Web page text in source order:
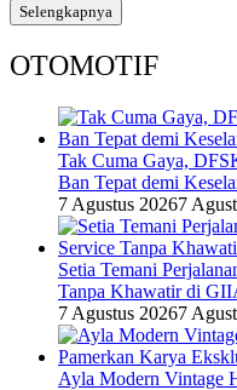
Selengkapnya
OTOMOTIF
Tak Cuma Gaya,
Ban Tepat demi
7 Agustus 20267
Setia Temani
Tanpa Khawatir di
7 Agustus 20267
Ayla Modern Vintage